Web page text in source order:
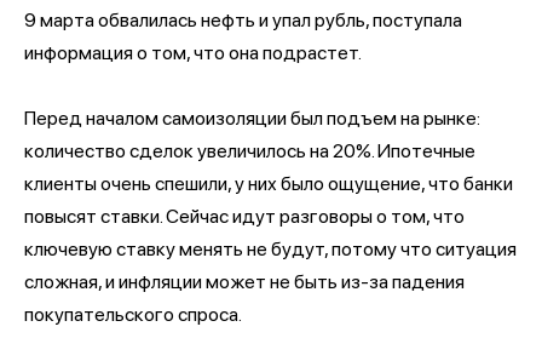
9 марта обвалилась нефть и упал рубль, поступала
информация о том, что она подрастет.
Перед началом самоизоляции был подъем на рынке:
количество сделок увеличилось на 20%. Ипотечные
клиенты очень спешили, у них было ощущение, что банки
повысят ставки. Сейчас идут разговоры о том, что
ключевую ставку менять не будут, потому что ситуация
сложная, и инфляции может не быть из-за падения
покупательского спроса.